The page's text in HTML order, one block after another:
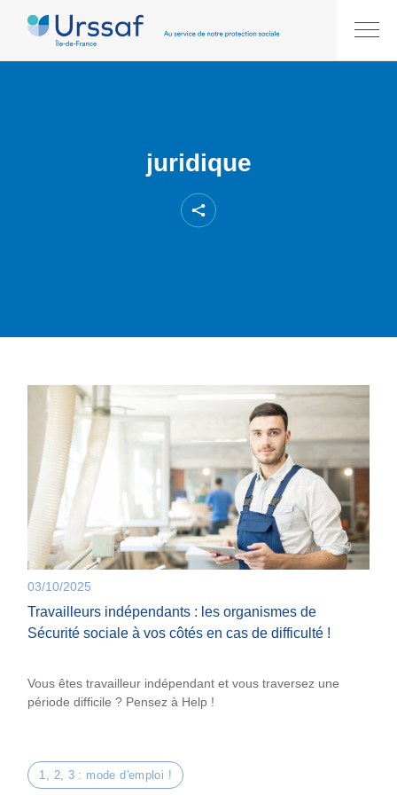
juridique
03/10/2025
Travailleurs indépendants : les organismes de
Sécurité sociale à vos côtés en cas de difficulté !
Vous êtes travailleur indépendant et vous traversez une
période difficile ? Pensez à Help !
1, 2, 3 : mode d'emploi !